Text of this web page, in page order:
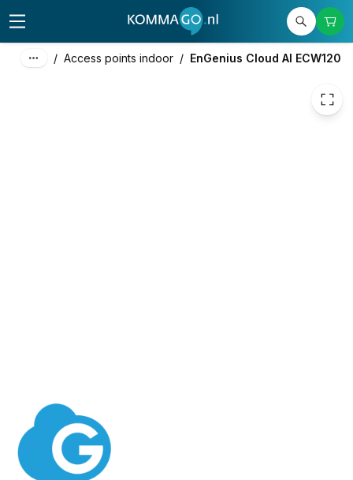
/ Access points indoor / EnGenius Cloud AI ECW120